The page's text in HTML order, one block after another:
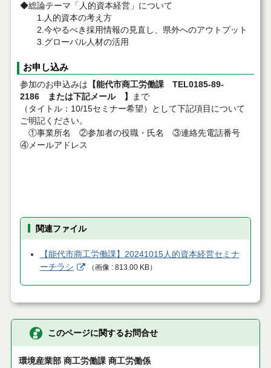
◆総論テーマ「人的資本経営」について
1.人的資本の考え方
2.今やるべき採用情報の見直し、県外へのアウトプット
3.グローバル人材の活用
お申し込み
参加のお申込みは 【能代市商工労働課 TEL0185-89-
2186 または下記メール 】
まで
（タイトル：10/15セミナー希望）として下記項目について
ご明記ください。
①事業所名 ②参加者の役職・氏名 ③連絡先電話番号
④メールアドレス
関連ファイル
【能代市商工労働課】20241015人的資本経営セミナ
ーチラシ
（画像 813.00 KB）
このページに関するお問合せ
環境産業部 商工労働課 商工労働係